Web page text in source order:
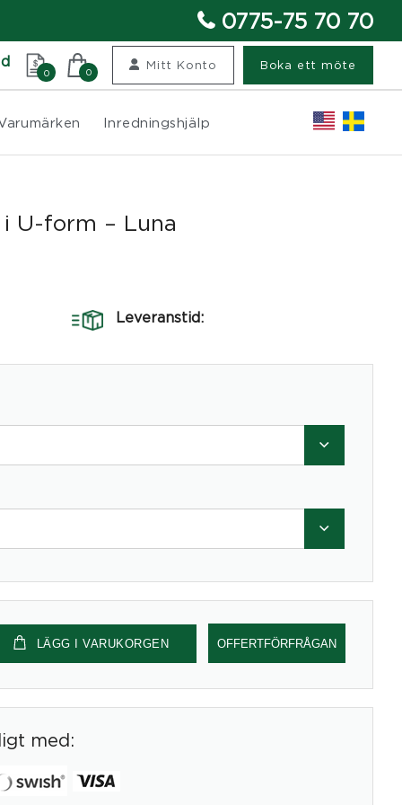
0775-75 70 70
0 0
Mitt Konto Boka ett möte
Inredningshjälp
U-form – Luna
Leveranstid:
LÄGG I VARUKORGEN OFFERTFÖRFRÅGAN
med: